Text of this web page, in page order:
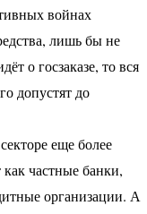
войнах
лишь бы не
о госзаказе, то вся
допустят до
еще более
частные банки,
организации. А